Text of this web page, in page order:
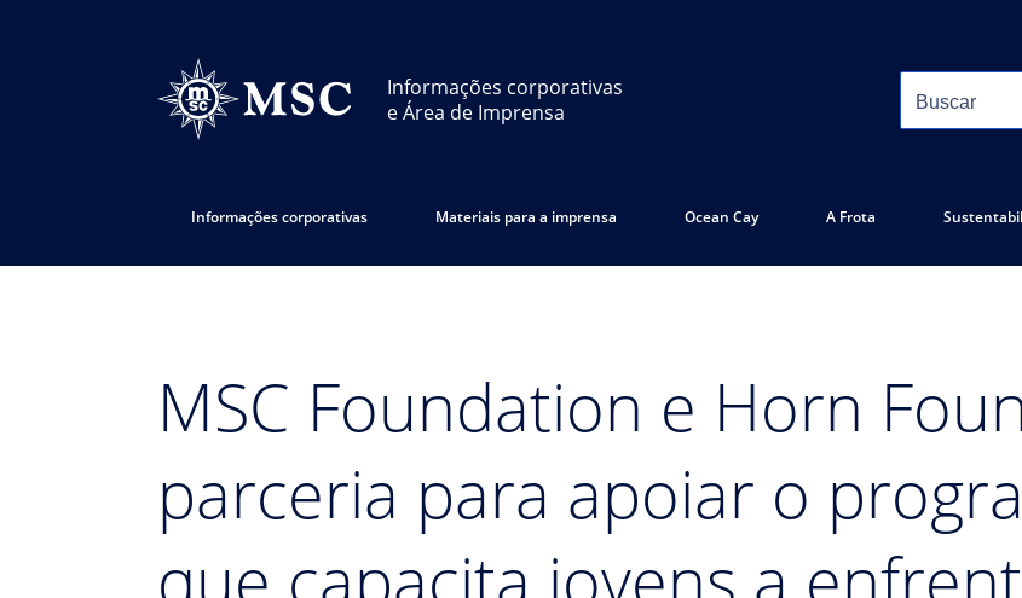
Informações corporativas
e Área de Imprensa
Informações corporativas Materiais para a imprensa Ocean Cay A Frota
MSC Foundation e Horn
parceria para apoiar o
que capacita jovens a